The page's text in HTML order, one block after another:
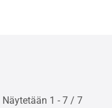
Näytetään 1 - 7 / 7